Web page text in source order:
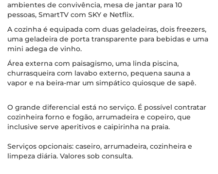
ambientes de convivência, mesa de jantar para 10
pessoas, SmartTV com SKY e Netflix.
A cozinha é equipada com duas geladeiras, dois freezers,
uma geladeira de porta transparente para bebidas e uma
mini adega de vinho.
Área externa com paisagismo, uma linda piscina,
churrasqueira com lavabo externo, pequena sauna a
vapor e na beira-mar um simpático quiosque de sapê.
O grande diferencial está no serviço. É possível contratar
cozinheira forno e fogão, arrumadeira e copeiro, que
inclusive serve aperitivos e caipirinha na praia.
Serviços opcionais: caseiro, arrumadeira, cozinheira e
limpeza diária. Valores sob consulta.